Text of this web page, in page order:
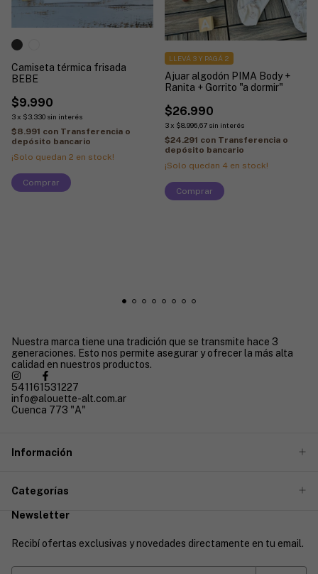
Camiseta térmica frisada
BEBE
$9.990
3 x $3.330 sin interés
$8.991 con Transferencia o
depósito bancario
¡Solo quedan 2 en stock!
Comprar
Ajuar algodón PIMA Body +
Ranita + Gorrito "a dormir"
$26.990
3 x $8.996,67 sin interés
LLEVÁ 3 Y PAGÁ 2
$24.291 con Transferencia o
depósito bancario
¡Solo quedan 4 en stock!
Comprar
Nuestra marca tiene una tradición que se transmite hace 3
generaciones. Esto nos permite asegurar y ofrecer la más alta
calidad en nuestros productos.
541161531227
info@alouette-alt.com.ar
Cuenca 773 "A"
Información
Categorías
Newsletter
Recibí ofertas exclusivas y novedades directamente en tu email.